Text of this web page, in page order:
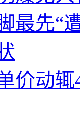
最先“
价动